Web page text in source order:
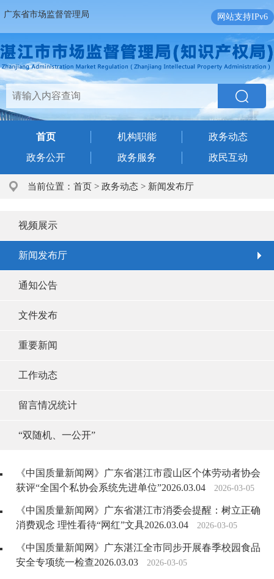
广东省市场监督管理局 网站支持IPv6
首页 机构职能
政务动态
政务公开
政务服务 政民互动
当前位置： 首页 > 政务动态 > 新闻发布厅
视频展示
新闻发布厅
通知公告
文件发布
重要新闻
工作动态
留言情况统计
“双随机、一公开”
《中国质量新闻网》广东省湛江市霞山区个体劳动者协会
获评“全国个私协会系统先进单位”2026.03.04
2026-03-05
《中国质量新闻网》广东省湛江市消委会提醒：树立正确
消费观念 理性看待“网红”文具2026.03.04
2026-03-05
《中国质量新闻网》广东湛江全市同步开展春季校园食品
安全专项统一检查2026.03.03
2026-03-05